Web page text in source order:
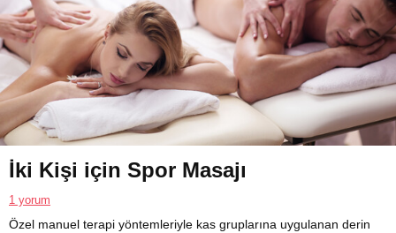
İki Kişi için Spor Masajı
1 yorum
Özel manuel terapi yöntemleriyle kas gruplarına uygulanan derin